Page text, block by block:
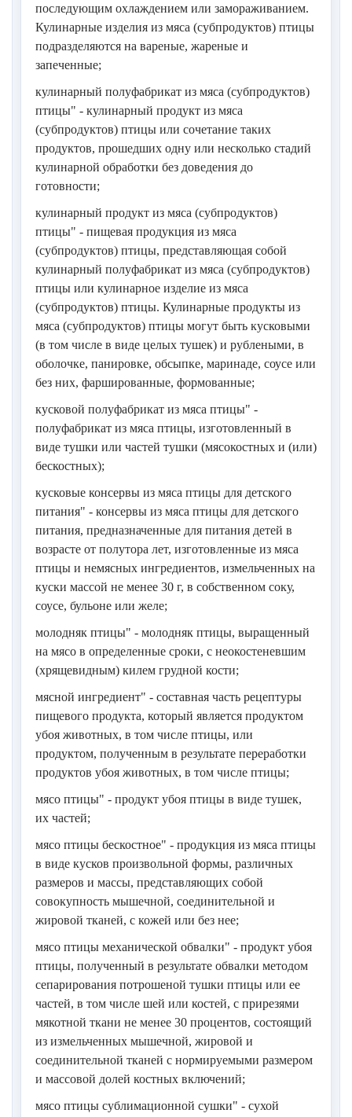
последующим охлаждением или замораживанием.
Кулинарные изделия из мяса (субпродуктов) птицы
подразделяются на вареные, жареные и
запеченные;
кулинарный полуфабрикат из мяса (субпродуктов)
птицы" - кулинарный продукт из мяса
(субпродуктов) птицы или сочетание таких
продуктов, прошедших одну или несколько стадий
кулинарной обработки без доведения до
готовности;
кулинарный продукт из мяса (субпродуктов)
птицы" - пищевая продукция из мяса
(субпродуктов) птицы, представляющая собой
кулинарный полуфабрикат из мяса (субпродуктов)
птицы или кулинарное изделие из мяса
(субпродуктов) птицы. Кулинарные продукты из
мяса (субпродуктов) птицы могут быть кусковыми
(в том числе в виде целых тушек) и рублеными, в
оболочке, панировке, обсыпке, маринаде, соусе или
без них, фаршированные, формованные;
кусковой полуфабрикат из мяса птицы" -
полуфабрикат из мяса птицы, изготовленный в
виде тушки или частей тушки (мясокостных и (или)
бескостных);
кусковые консервы из мяса птицы для детского
питания" - консервы из мяса птицы для детского
питания, предназначенные для питания детей в
возрасте от полутора лет, изготовленные из мяса
птицы и немясных ингредиентов, измельченных на
куски массой не менее 30 г, в собственном соку,
соусе, бульоне или желе;
молодняк птицы" - молодняк птицы, выращенный
на мясо в определенные сроки, с неокостеневшим
(хрящевидным) килем грудной кости;
мясной ингредиент" - составная часть рецептуры
пищевого продукта, который является продуктом
убоя животных, в том числе птицы, или
продуктом, полученным в результате переработки
продуктов убоя животных, в том числе птицы;
мясо птицы" - продукт убоя птицы в виде тушек,
их частей;
мясо птицы бескостное" - продукция из мяса птицы
в виде кусков произвольной формы, различных
размеров и массы, представляющих собой
совокупность мышечной, соединительной и
жировой тканей, с кожей или без нее;
мясо птицы механической обвалки" - продукт убоя
птицы, полученный в результате обвалки методом
сепарирования потрошеной тушки птицы или ее
частей, в том числе шей или костей, с прирезями
мякотной ткани не менее 30 процентов, состоящий
из измельченных мышечной, жировой и
соединительной тканей с нормируемыми размером
и массовой долей костных включений;
мясо птицы сублимационной сушки" - сухой